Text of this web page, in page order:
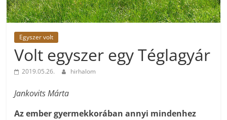
Egyszer volt
Volt egyszer egy Téglagyár
2019.05.26. hirhalom
Jankovits Márta
Az ember gyermekkorában annyi mindenhez